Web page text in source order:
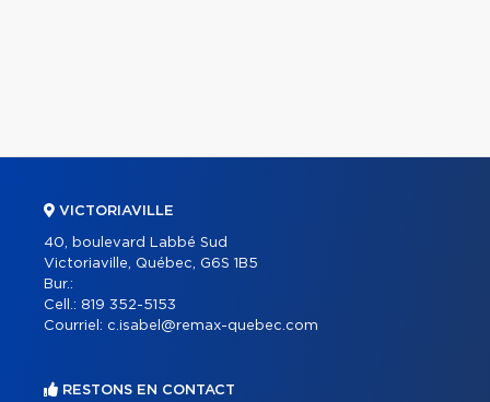
VICTORIAVILLE
40, boulevard Labbé Sud
Victoriaville, Québec, G6S 1B5
Bur.:
Cell.: 819 352-5153
Courriel: c.isabel@remax-quebec.com
RESTONS EN CONTACT